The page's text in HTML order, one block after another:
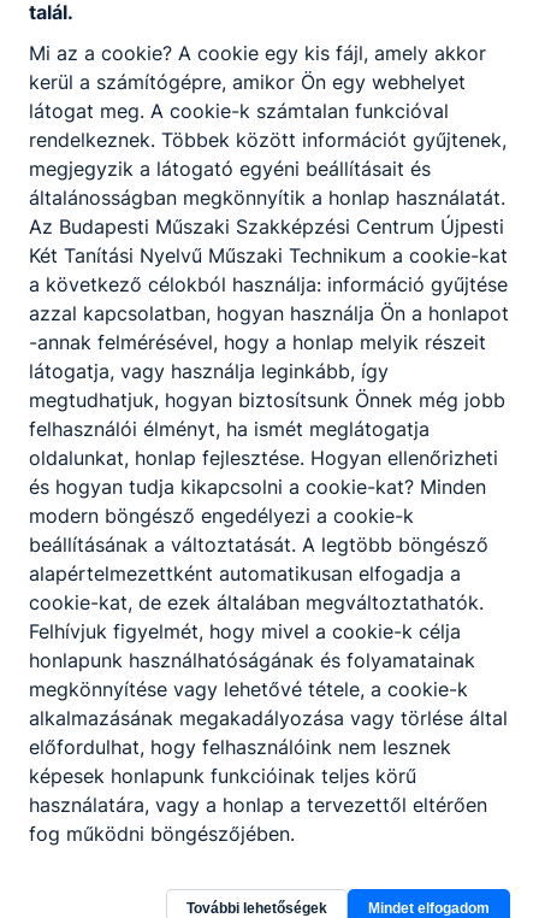
Tájékoztató szóbeli felvételiről 2026
A szóbeli felvételi elbeszélgetést 2026.03.02-án és
2026.03.03-án tartjuk.
Nyári ügyelet 2026
Nyári ügyelet: szerdánként 9:00 és 13:00 óra között.
2026. júl. 1.
talál.
Mi az a cookie? A cookie egy kis fájl, amely akkor
kerül a számítógépre, amikor Ön egy webhelyet
látogat meg. A cookie-k számtalan funkcióval
rendelkeznek. Többek között információt gyűjtenek,
megjegyzik a látogató egyéni beállításait és
általánosságban megkönnyítik a honlap használatát.
Az Budapesti Műszaki Szakképzési Centrum Újpesti
Két Tanítási Nyelvű Műszaki Technikum a cookie-kat
a következő célokból használja: információ gyűjtése
azzal kapcsolatban, hogyan használja Ön a honlapot
-annak felmérésével, hogy a honlap melyik részeit
látogatja, vagy használja leginkább, így
megtudhatjuk, hogyan biztosítsunk Önnek még jobb
felhasználói élményt, ha ismét meglátogatja
oldalunkat, honlap fejlesztése. Hogyan ellenőrizheti
és hogyan tudja kikapcsolni a cookie-kat? Minden
modern böngésző engedélyezi a cookie-k
beállításának a változtatását. A legtöbb böngésző
alapértelmezettként automatikusan elfogadja a
cookie-kat, de ezek általában megváltoztathatók.
Felhívjuk figyelmét, hogy mivel a cookie-k célja
honlapunk használhatóságának és folyamatainak
megkönnyítése vagy lehetővé tétele, a cookie-k
alkalmazásának megakadályozása vagy törlése által
előfordulhat, hogy felhasználóink nem lesznek
képesek honlapunk funkcióinak teljes körű
használatára, vagy a honlap a tervezettől eltérően
fog működni böngészőjében.
További lehetőségek Mindet elfogadom